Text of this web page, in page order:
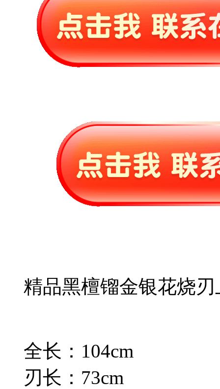
精品黑檀镏金银花烧
全长：104cm
刃长：73cm